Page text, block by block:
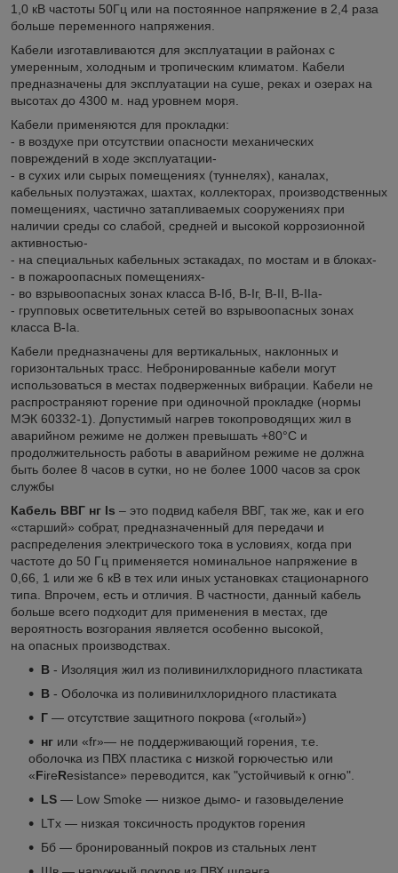
1,0 кВ частоты 50Гц или на постоянное напряжение в 2,4 раза
больше переменного напряжения.
Кабели изготавливаются для эксплуатации в районах с
умеренным, холодным и тропическим климатом. Кабели
предназначены для эксплуатации на суше, реках и озерах на
высотах до 4300 м. над уровнем моря.
Кабели применяются для прокладки:
- в воздухе при отсутствии опасности механических
повреждений в ходе эксплуатации-
- в сухих или сырых помещениях (туннелях), каналах,
кабельных полуэтажах, шахтах, коллекторах, производственных
помещениях, частично затапливаемых сооружениях при
наличии среды со слабой, средней и высокой коррозионной
активностью-
- на специальных кабельных эстакадах, по мостам и в блоках-
- в пожароопасных помещениях-
- во взрывоопасных зонах класса B-Iб, B-Iг, В-II, В-IIа-
- групповых осветительных сетей во взрывоопасных зонах
класса В-Iа.
Кабели предназначены для вертикальных, наклонных и
горизонтальных трасс. Небронированные кабели могут
использоваться в местах подверженных вибрации. Кабели не
распространяют горение при одиночной прокладке (нормы
МЭК 60332-1). Допустимый нагрев токопроводящих жил в
аварийном режиме не должен превышать +80°С и
продолжительность работы в аварийном режиме не должна
быть более 8 часов в сутки, но не более 1000 часов за срок
службы
Кабель ВВГ нг ls – это подвид кабеля ВВГ, так же, как и его
«старший» собрат, предназначенный для передачи и
распределения электрического тока в условиях, когда при
частоте до 50 Гц применяется номинальное напряжение в
0,66, 1 или же 6 кВ в тех или иных установках стационарного
типа. Впрочем, есть и отличия. В частности, данный кабель
больше всего подходит для применения в местах, где
вероятность возгорания является особенно высокой,
на опасных производствах.
В - Изоляция жил из поливинилхлоридного пластиката
В - Оболочка из поливинилхлоридного пластиката
Г — отсутствие защитного покрова («голый»)
нг или «fr»— не поддерживающий горения, т.е.
оболочка из ПВХ пластика с низкой горючестью или
«FireResistance» переводится, как "устойчивый к огню".
LS — Low Smoke — низкое дымо- и газовыделение
LTx — низкая токсичность продуктов горения
Бб — бронированный покров из стальных лент